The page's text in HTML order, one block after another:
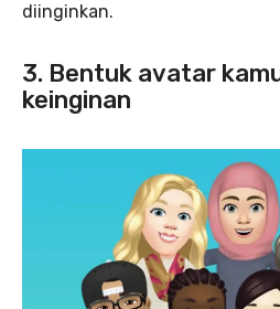
diinginkan.
3. Bentuk avatar
keinginan